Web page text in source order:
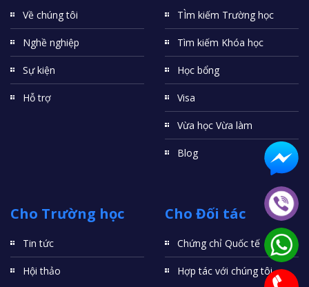
Về chúng tôi
Nghề nghiệp
Sự kiện
Hỗ trợ
TÌm kiếm Trường học
Tìm kiếm Khóa học
Học bổng
Visa
Vừa học Vừa làm
Blog
Cho Trường học
Tin tức
Hội thảo
Cho Đối tác
Chứng chỉ Quốc tế
Hợp tác với chúng tôi